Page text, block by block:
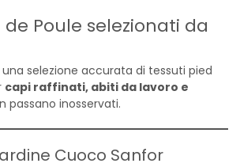
de Poule selezionati da
selezione accurata di tessuti pied
capi raffinati, abiti da lavoro e
passano inosservati.
Cuoco Sanfor